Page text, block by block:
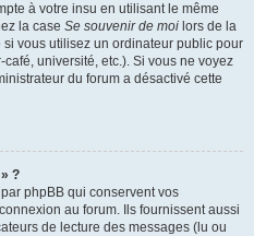
à votre insu en utilisant le même
la case Se souvenir de moi lors de la
vous utilisez un ordinateur public pour
université, etc.). Si vous ne voyez
du forum a désactivé cette
?
phpBB qui conservent vos
au forum. Ils fournissent aussi
de lecture des messages (lu ou